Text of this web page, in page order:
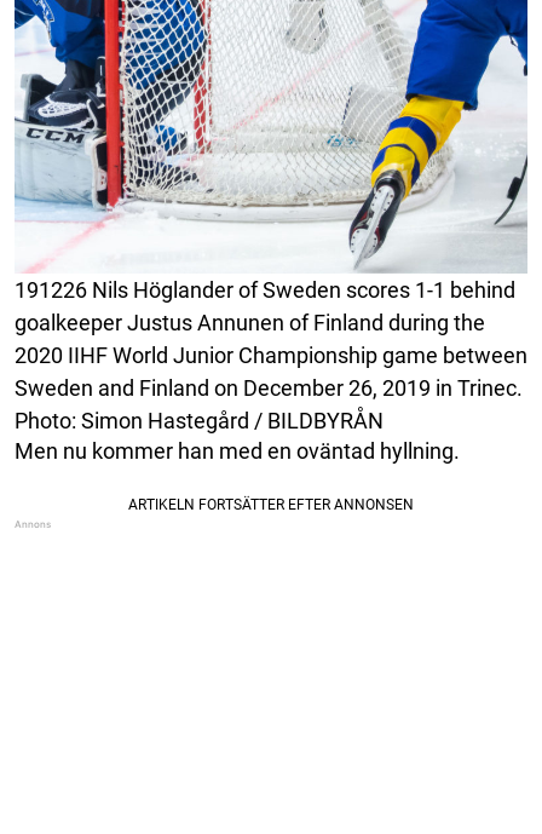
191226 Nils Höglander of Sweden scores 1-1 behind
goalkeeper Justus Annunen of Finland during the
2020 IIHF World Junior Championship game between
Sweden and Finland on December 26, 2019 in Trinec.
Photo: Simon Hastegård / BILDBYRÅN
Men nu kommer han med en oväntad hyllning.